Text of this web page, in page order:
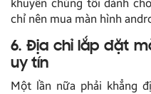
khuyên chúng tôi dành
chỉ nên mua màn hình
6. Địa chỉ lắp đặt
uy tín
Một lần nữa phải khẳng